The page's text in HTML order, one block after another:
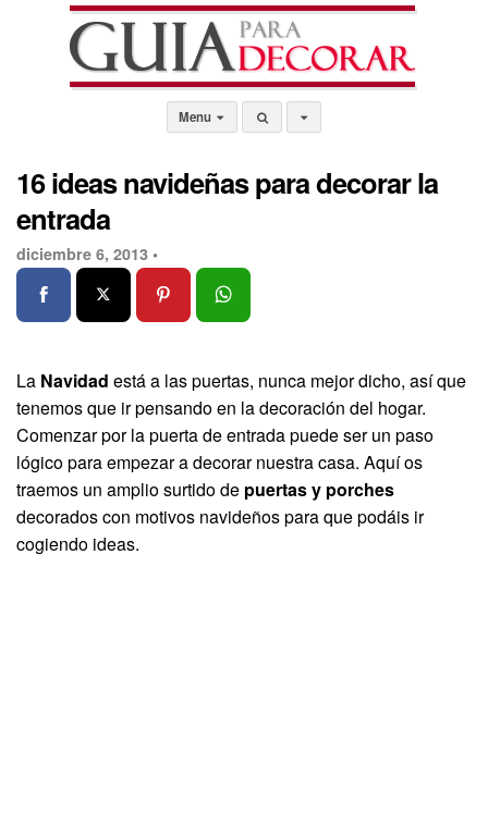
Menu
16 ideas navideñas para decorar la
entrada
diciembre 6, 2013 •
La Navidad está a las puertas, nunca mejor dicho, así que
tenemos que ir pensando en la decoración del hogar.
Comenzar por la puerta de entrada puede ser un paso
lógico para empezar a decorar nuestra casa. Aquí os
traemos un amplio surtido de puertas y porches
decorados con motivos navideños para que podáis ir
cogiendo ideas.